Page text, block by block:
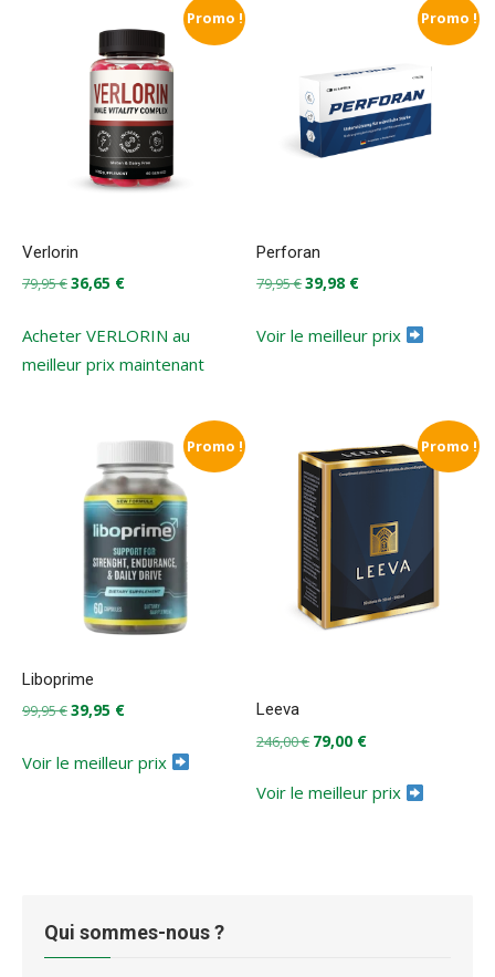
Promo !
Verlorin
79,95€Le
initial
79,95 €.
36,65 €Le
actuel
Acheter VERLORIN au
meilleur prix maintenant
Promo !
Perforan
79,95€Le
initial
39,98 €Le
actuel
Voir le meilleur prix
Promo !
Liboprime
99,95€Le
initial
39,95 €Le
actuel
Voir le meilleur prix
Promo !
Leeva
246,00€ Le
initial
79,00 €Le
actuel
Voir le meilleur prix
Qui sommes-nous ?